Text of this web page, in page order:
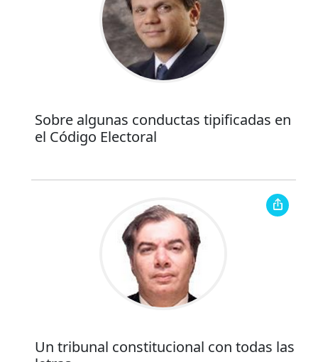
Sobre algunas conductas tipificadas en
el Código Electoral
Un tribunal constitucional con todas las